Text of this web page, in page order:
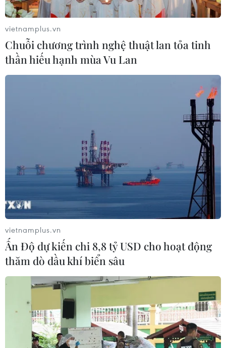
#Ban Chỉ đạo Quốc gia về phòng
#chống thiên tai
#Bắc Bộ
#Rét đậm #Rét hại
Theo dõi VietnamPlus
TIN LIÊN QUAN
vietnamplus.vn
Chuỗi chương trình nghệ thuật lan tỏa tinh
thần hiếu hạnh mùa Vu Lan
vietnamplus.vn
Ấn Độ dự kiến chi 8,8 tỷ USD cho hoạt động
thăm dò dầu khí biển sâu